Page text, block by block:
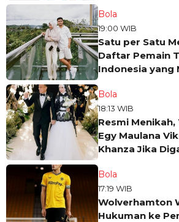
Bola
19:00 WIB
Satu per Satu
Daftar Pemain
Indonesia yang
Bola
18:13 WIB
Resmi
Egy Maulana
Khanza Jika
Bola
17:19 WIB
Wolverhamton
Hukuman ke